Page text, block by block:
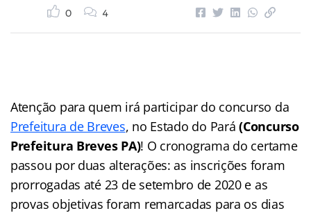
0 4
Atenção para quem irá participar do concurso da
Prefeitura de Breves, no Estado do Pará(Concurso
Prefeitura Breves PA)! O cronograma do certame
passou por duas alterações: as inscrições foram
prorrogadas até 23 de setembro de 2020 e as
provas objetivas foram remarcadas para os dias